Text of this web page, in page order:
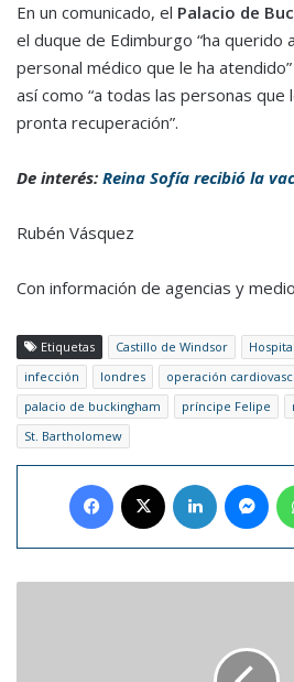
En un comunicado, el Palacio de
el duque de Edimburgo “ha querido
personal médico que le ha
así como “a todas las personas que
pronta recuperación”.
De interés: Reina Sofía recibió la
Rubén Vásquez
Con información de agencias y
Etiquetas Castillo de Windsor
infección
londres
operación
palacio de buckingham
príncipe Felipe
St. Bartholomew
Facebook LinkedIn